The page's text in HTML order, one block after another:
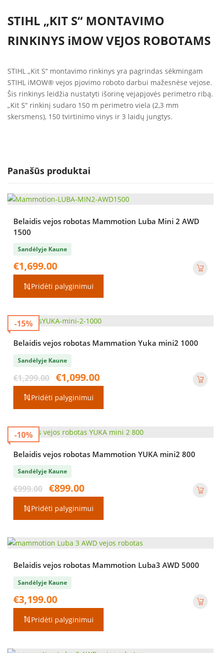
STIHL „KIT S“ MONTAVIMO
RINKINYS iMOW VEJOS ROBOTAMS
STIHL „Kit S“ montavimo rinkinys yra pagrindas sėkmingam
STIHL iMOW® vejos pjovimo roboto darbui mažesnėse vejose.
Šis rinkinys leidžia nustatyti išorinę vejapjovės perimetro ribą.
„Kit S“ rinkinį sudaro 150 m perimetro viela (2,3 mm
skersmens), 150 tvirtinimo vinys ir 3 laidų jungtys.
Panašūs produktai
Belaidis vejos robotas Mammotion Luba Mini 2 AWD
1500
Sandėlyje Kaune
€1,699.00
Pridėti palyginimui
-15%
Belaidis vejos robotas Mammation Yuka mini2 1000
Sandėlyje Kaune
€1,299.00
Original
price
was:
€1,299.00.
€1,099.00
Pridėti palyginimui
-10%
Belaidis vejos robotas Mammotion YUKA mini2 800
Sandėlyje Kaune
€999.00
Original
price
was:
€999.00.
€899.00
€899.00.
Pridėti palyginimui
Belaidis vejos robotas Mammotion Luba3 AWD 5000
Sandėlyje Kaune
€3,199.00
Pridėti palyginimui